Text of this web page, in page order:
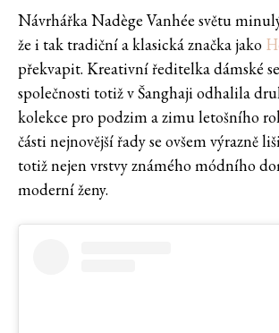
Návrhářka Nadège Vanhée světu
že i tak tradiční a klasická značka jako
překvapit. Kreativní ředitelka dámské
společnosti totiž v Šanghaji odhalila
kolekce pro podzim a zimu letošního
části nejnovější řady se ovšem výrazně
totiž nejen vrstvy známého módního
moderní ženy.